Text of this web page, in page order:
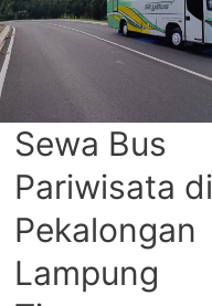
Sewa Bus
Pariwisata
Pekalongan
Lampung
di
Pekalongan
Lampung
Timur